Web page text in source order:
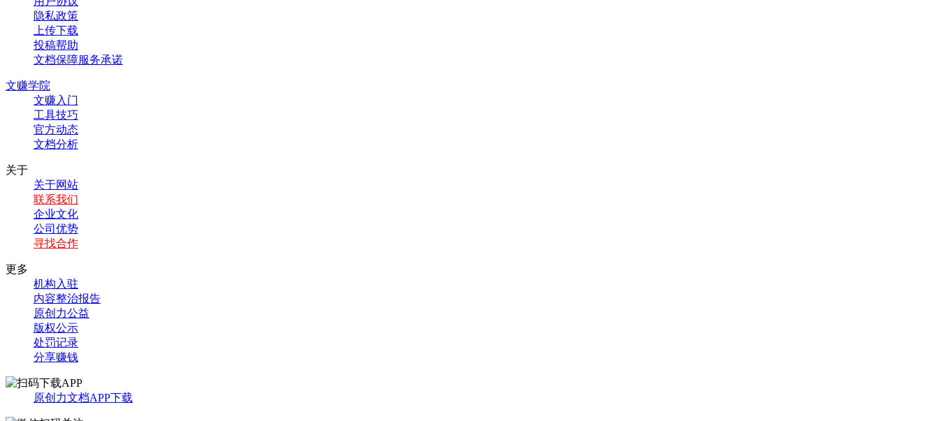
隐私政策
上传下载
投稿帮助
文档保障服务承诺
文赚学院
文赚入门
工具技巧
官方动态
文档分析
关于
关于网站
联系我们
企业文化
公司优势
寻找合作
更多
机构入驻
内容整治报告
原创力公益
版权公示
处罚记录
分享赚钱
原创力文档APP下载